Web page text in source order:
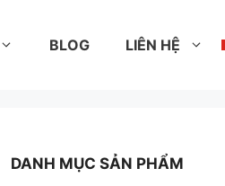
BLOG LIÊN HỆ
DANH MỤC SẢN PHẨM